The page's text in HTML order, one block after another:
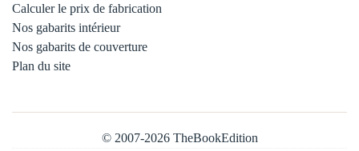
Calculer le prix de fabrication
Nos gabarits intérieur
Nos gabarits de couverture
Plan du site
© 2007-2026 TheBookEdition